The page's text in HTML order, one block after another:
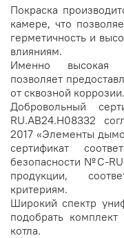
Покраска
камере, что
герметичность и
влияниям.
Именно высокая
позволяет
от сквозной коррозии.
Добровольный
RU.AB24.H08332
2017 «Элементы
сертификат
безопасности №C-
продукции,
критериям.
Широкий спектр
подобрать
котла.